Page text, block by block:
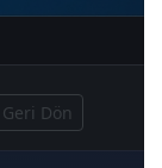
Geri Dön